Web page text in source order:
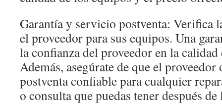
Garantía y servicio postventa: Verifica
el proveedor para sus equipos. Una
la confianza del proveedor en la
Además, asegúrate de que el
postventa confiable para cualquier
o consulta que puedas tener después